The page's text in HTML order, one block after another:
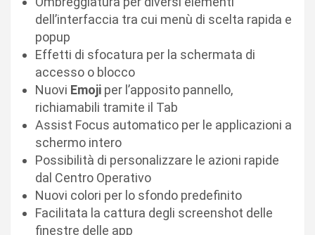
dell’interfaccia tra cui menù di scelta rapida e
popup
Effetti di sfocatura per la schermata di
accesso o blocco
Nuovi Emoji per l’apposito pannello,
richiamabili tramite il Tab
Assist Focus automatico per le applicazioni a
schermo intero
Possibilità di personalizzare le azioni rapide
dal Centro Operativo
Nuovi colori per lo sfondo predefinito
Facilitata la cattura degli screenshot delle
finestre delle app